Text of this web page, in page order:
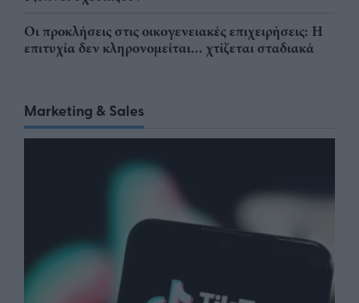
Οι προκλήσεις στις οικογενειακές επιχειρήσεις: Η
επιτυχία δεν κληρονομείται... χτίζεται σταδιακά
Marketing & Sales